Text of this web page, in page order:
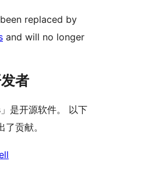
replaced by
and will no longer
者
是开源软件。 以下
贡献。